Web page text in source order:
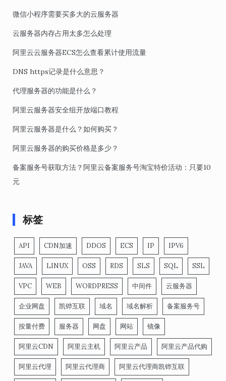
微信小程序需要买多大的云服务器
云服务器内存占用太多怎么处理
阿里云云服务器ECS怎么查看累计使用流量
DNS https记录是什么意思？
代理服务器的功能是什么？
阿里云服务器安全组开放端口教程
阿里云服务器是什么？如何购买？
阿里云服务器的购买价格是多少？
备案服务号获取方法？阿里云备案服务号淘宝特价活动：只要10
元
标签
API CDN加速 DDOS ECS IP IPV6
JAVA LINUX OSS RDS SLS SQL SSL
VPC WEB WORDPRESS 中间件 云服务器
企业网盘 凯铧互联 域名 域名解析 备案服务号
按量付费 服务器 网盘 网站 镜像
阿里云CDN 阿里云主机 阿里云产品 阿里云产品代购
阿里云代理 阿里云代理商 阿里云代理商凯铧互联